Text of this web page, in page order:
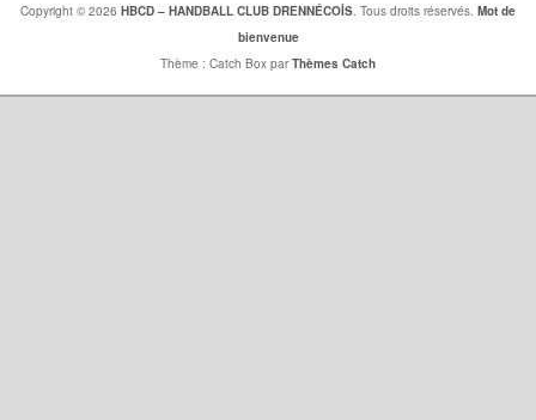
Copyright © 2026 HBCD – HANDBALL CLUB DRENNÉCOİS . Tous droits réservés. Mot de
bienvenue
Thème : Catch Box parThèmes Catch